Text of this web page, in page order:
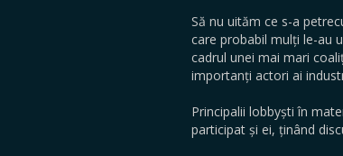
Să nu uităm ce s-a
care probabil mulți le-au
cadrul unei mai mari
importanți actori ai
Principalii lobbyști în
participat și ei, ținând